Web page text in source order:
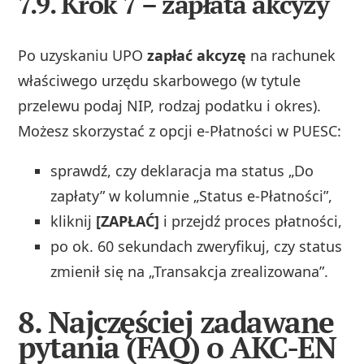
Po uzyskaniu UPOzapłać akcyzę na rachunek
właściwego urzędu skarbowego (w tytule
przelewu podaj NIP, rodzaj podatku i okres).
Możesz skorzystać z opcji e-Płatności w PUESC:
sprawdź, czy deklaracja ma status „Do
zapłaty” w kolumnie „Status e-Płatności”,
kliknij [ZAPŁAĆ] i przejdź proces płatności,
po ok. 60 sekundach zweryfikuj, czy status
zmienił się na „Transakcja zrealizowana”.
8. Najczęściej zadawane
pytania (FAQ) o AKC-EN